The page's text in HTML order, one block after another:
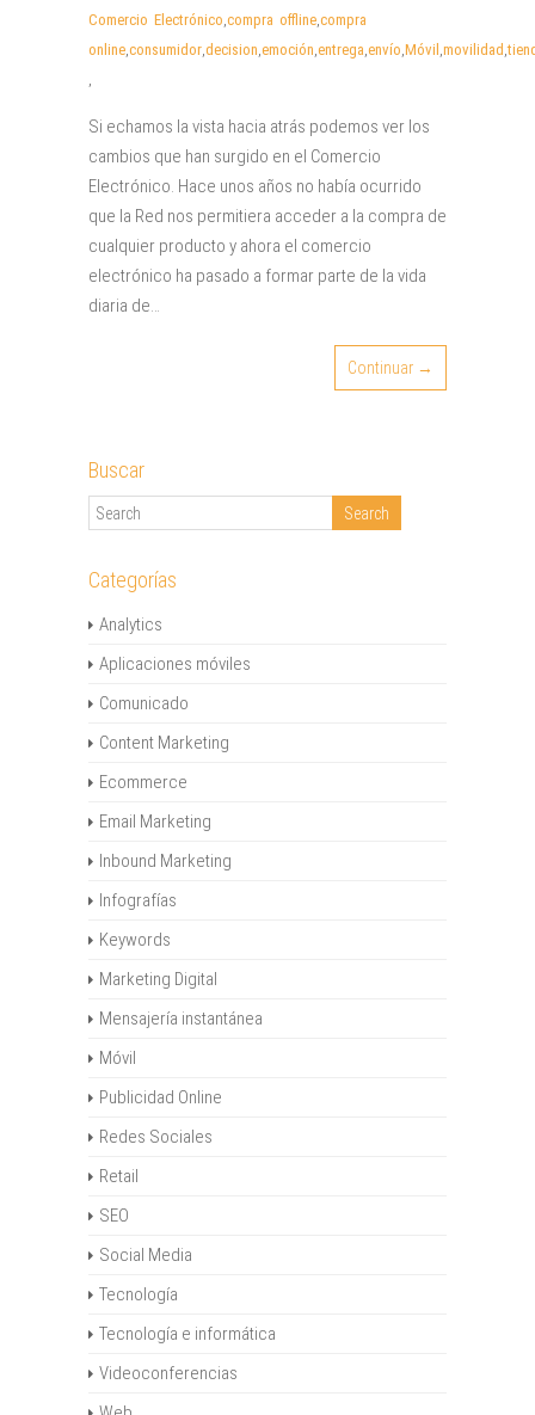
Comercio Electrónico,compra offline,compra
online,consumidor,decision,emoción,entrega,envío,Móvil ,movilidad ,
,
Si echamos la vista hacia atrás podemos ver los
cambios que han surgido en el Comercio
Electrónico. Hace unos años no había ocurrido
que la Red nos permitiera acceder a la compra de
cualquier producto y ahora el comercio
electrónico ha pasado a formar parte de la vida
diaria de…
Continuar →
Buscar
Categorías
Analytics
Aplicaciones móviles
Comunicado
Content Marketing
Ecommerce
Email Marketing
Inbound Marketing
Infografías
Keywords
Marketing Digital
Mensajería instantánea
Móvil
Publicidad Online
Redes Sociales
Retail
SEO
Social Media
Tecnología
Tecnología e informática
Videoconferencias